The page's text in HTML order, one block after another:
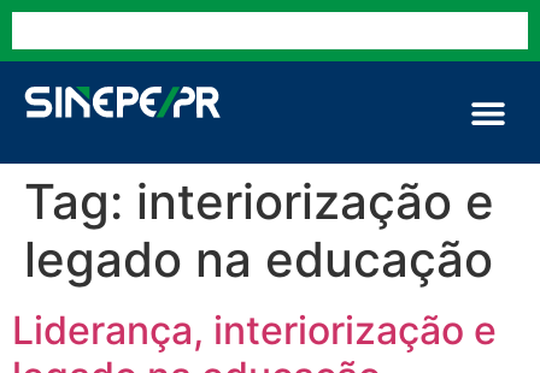
Tag: interiorização e
legado na educação
Liderança, interiorização e